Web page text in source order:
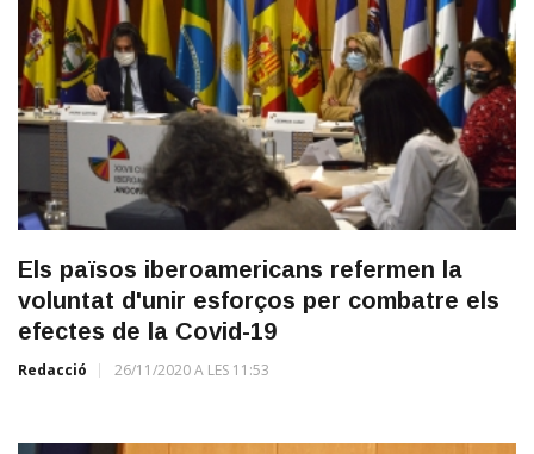
Els països iberoamericans refermen la
voluntat d'unir esforços per combatre els
efectes de la Covid-19
Redacció 26/11/2020 A LES 11:53